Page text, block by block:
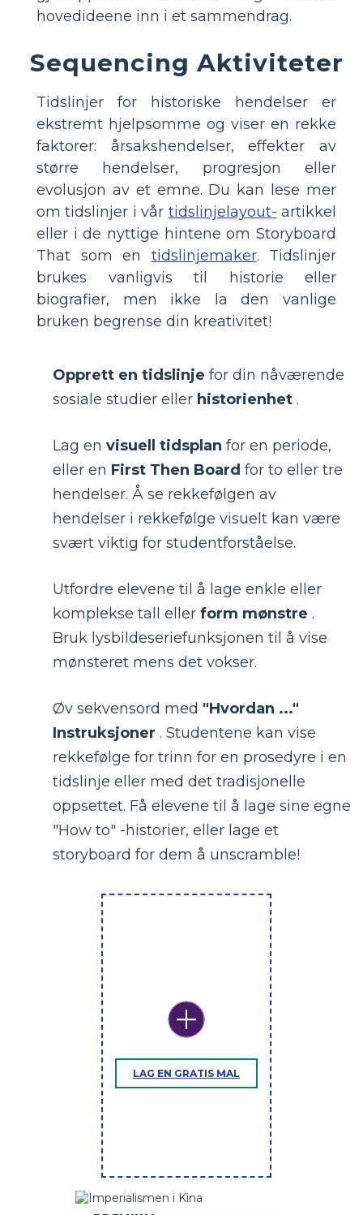
hovedideene inn i et sammendrag.
Sequencing Aktiviteter
Tidslinjer for historiske hendelser er
ekstremt hjelpsomme og viser en rekke
faktorer: årsakshendelser, effekter av
større hendelser, progresjon eller
evolusjon av et emne. Du kan lese mer
om tidslinjer i vår tidslinjelayout- artikkel
eller i de nyttige hintene om Storyboard
That som en tidslinjemaker. Tidslinjer
brukes vanligvis til historie eller
biografier, men ikke la den vanlige
bruken begrense din kreativitet!
Opprett en tidslinje for din nåværende
sosiale studier eller historienhet .
Lag en visuell tidsplan for en periode,
eller en First Then Board for to eller tre
hendelser. Å se rekkefølgen av
hendelser i rekkefølge visuelt kan være
svært viktig for studentforståelse.
Utfordre elevene til å lage enkle eller
komplekse tall eller form mønstre .
Bruk lysbildeseriefunksjonen til å vise
mønsteret mens det vokser.
Øv sekvensord med "Hvordan ..."
Instruksjoner . Studentene kan vise
rekkefølge for trinn for en prosedyre i en
tidslinje eller med det tradisjonelle
oppsettet. Få elevene til å lage sine egne
"How to" -historier, eller lage et
storyboard for dem å unscramble!
LAG EN GRATIS MAL